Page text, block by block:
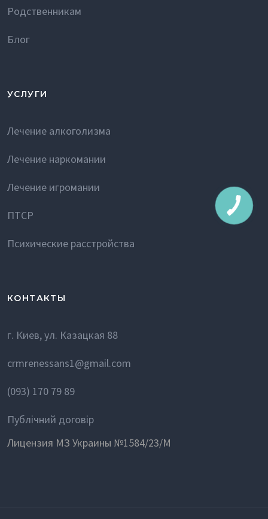
Родственникам
Блог
УСЛУГИ
Лечение алкоголизма
Лечение наркомании
Лечение игромании
ПТСР
Психические расстройства
КОНТАКТЫ
г. Киев, ул. Казацкая 88
crmrenessans1@gmail.com
(093) 170 79 89
Публічний договір
Лицензия МЗ Украины №1584/23/М